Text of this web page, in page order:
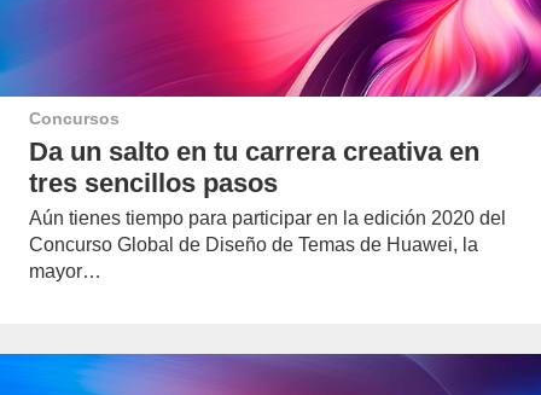
Concursos
Da un salto en tu carrera creativa en
tres sencillos pasos
Aún tienes tiempo para participar en la edición 2020 del
Concurso Global de Diseño de Temas de Huawei, la
mayor…